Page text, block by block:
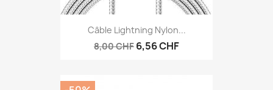
Câble Lightning Nylon...
8,00 CHF 6,56 CHF